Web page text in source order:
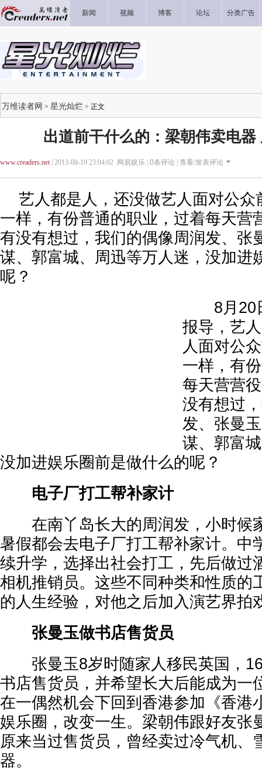
新闻 视频 博客 论坛 分类广告
万维读者网 > 星光灿烂 > 正文
出道前干什么的：梁朝伟卖电器
www.creaders.net| 2013-08-19 23:04:02 网易娱乐 | 0条评论 | 查看/发表评论
艺人都是人，还没做艺人面对公众
一样，有份普通的职业，过着每天营
有没有想过，我们的偶像周润发、张
谋、郭富城、周迅等万人迷，没加进
呢？
8月20日
报导，艺
人面对公
一样，有
每天营营
没有想过
发、张曼
谋、郭富
没加进娱乐圈前是做什么的呢？
电子厂打工帮补家计
在南丫岛长大的周润发，小时候
暑假都会去电子厂打工帮补家计。中
续升学，选择出社会打工，先后做过
相机推销员。这些不同种类和性质的
的人生经验，对他之后加入演艺界拍
张曼玉做书店售货员
张曼玉8岁时随家人移民英国，16
书店售货员，并希望长大后能成为一
在一偶然机会下回到香港参加《香港
娱乐圈，改变一生。梁朝伟跟好友张
原来当过售货员，曾经卖过冷气机、
器。